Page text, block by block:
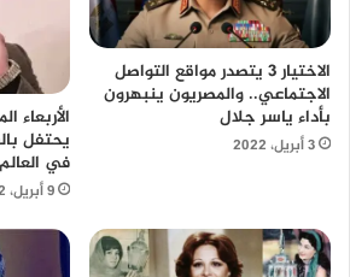
الاختيار 3 يتصدر مواقع التواصل
الاجتماعي.. والمصريون ينبهرون
بأداء ياسر جلال
3 أبريل، 2022
الأربعاء
يحتفل
في
9 أبريل، 2022